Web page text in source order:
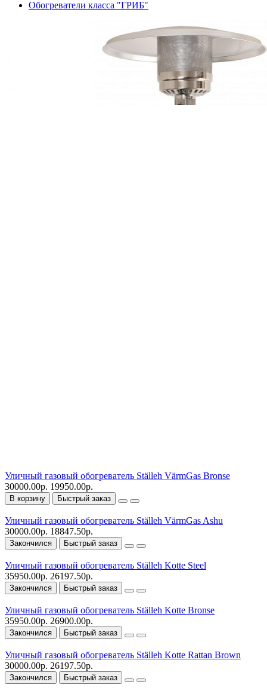
Обогреватели класса "ГРИБ"
Уличный газовый обогреватель Ställeh VärmGas Bronse
30000.00р. 19950.00р.
В корзину Быстрый заказ
Уличный газовый обогреватель Ställeh VärmGas Ashu
30000.00р. 18847.50р.
Закончился Быстрый заказ
Уличный газовый обогреватель Ställeh Kotte Steel
35950.00р. 26197.50р.
Закончился Быстрый заказ
Уличный газовый обогреватель Ställeh Kotte Bronse
35950.00р. 26900.00р.
Закончился Быстрый заказ
Уличный газовый обогреватель Ställeh Kotte Rattan Brown
30000.00р. 26197.50р.
Закончился Быстрый заказ